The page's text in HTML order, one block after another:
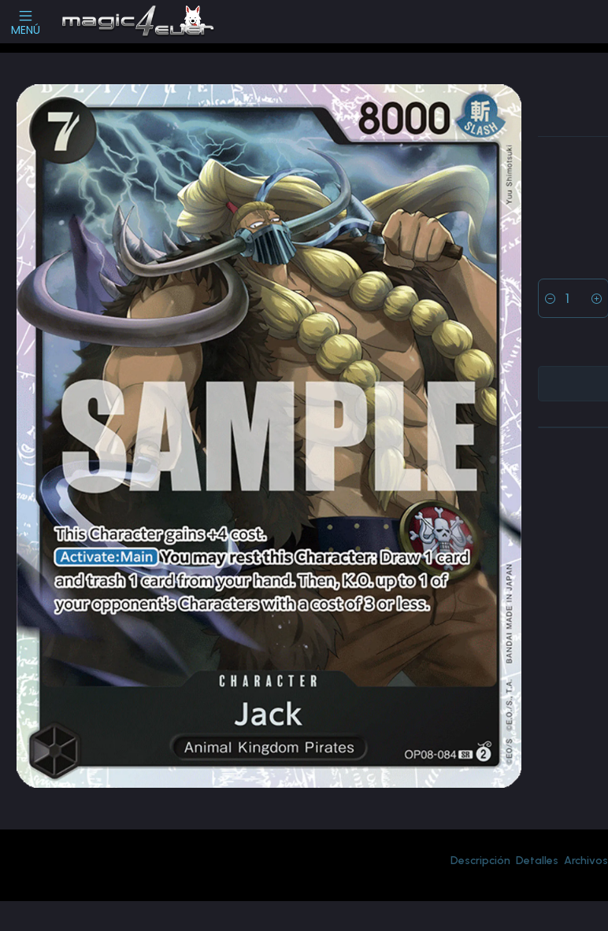
MENÚ
Inicio Cartas Sueltas One Piece Boosters
Cantidad
Descripción Detalles Archivos